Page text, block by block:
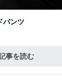
パンツ
事を読む